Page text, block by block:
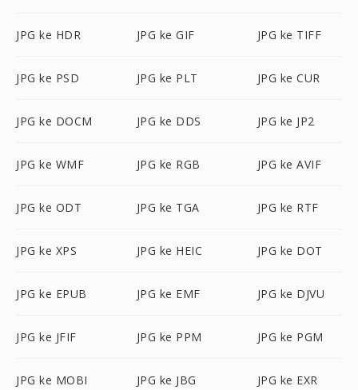
JPG ke HDR JPG ke GIF JPG ke TIFF
JPG ke PSD JPG ke PLT JPG ke CUR
JPG ke DOCM JPG ke DDS JPG ke JP2
JPG ke WMF JPG ke RGB JPG ke AVIF
JPG ke ODT JPG ke TGA JPG ke RTF
JPG ke XPS JPG ke HEIC JPG ke DOT
JPG ke EPUB JPG ke EMF JPG ke DJVU
JPG ke JFIF JPG ke PPM JPG ke PGM
JPG ke MOBI JPG ke JBG JPG ke EXR